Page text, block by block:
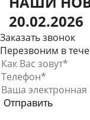
20.02.2026
Заказать звонок
Перезвоним в